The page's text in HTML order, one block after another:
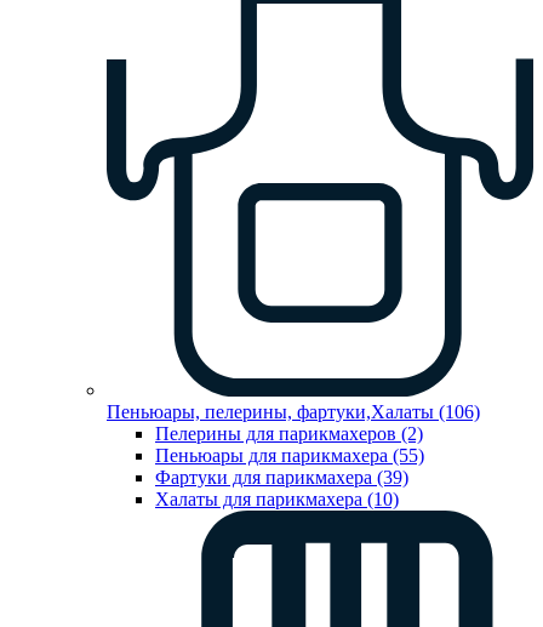
Пеньюары, пелерины, фартуки,Халаты (106)
Пелерины для парикмахеров (2)
Пеньюары для парикмахера (55)
Фартуки для парикмахера (39)
Халаты для парикмахера (10)